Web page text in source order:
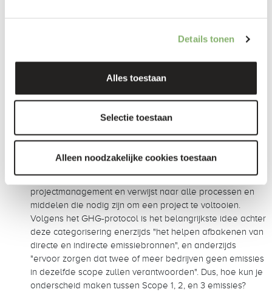
Details tonen
Alles toestaan
Selectie toestaan
Alleen noodzakelijke cookies toestaan
categoriseert broeikasgasemissies die verband houden
met de Corporate Carbon Footprint (CCF) van een bedrijf
categorisering is echter niet van toepassing op de
Product Carbon Footprint (PCF), die de totale hoeveelheid
dienst gedurende de verschillende stadia van zijn
levenscyclus worden gegenereerd.
Het begrip ''scope'' zelf wordt algemeen gebruikt in
projectmanagement en verwijst naar alle processen en
middelen die nodig zijn om een project te voltooien.
Volgens het GHG-protocol is het belangrijkste idee achter
deze categorisering enerzijds "het helpen afbakenen van
directe en indirecte emissiebronnen", en anderzijds
"ervoor zorgen dat twee of meer bedrijven geen emissies
in dezelfde scope zullen verantwoorden". Dus, hoe kun je
onderscheid maken tussen Scope 1, 2, en 3 emissies?